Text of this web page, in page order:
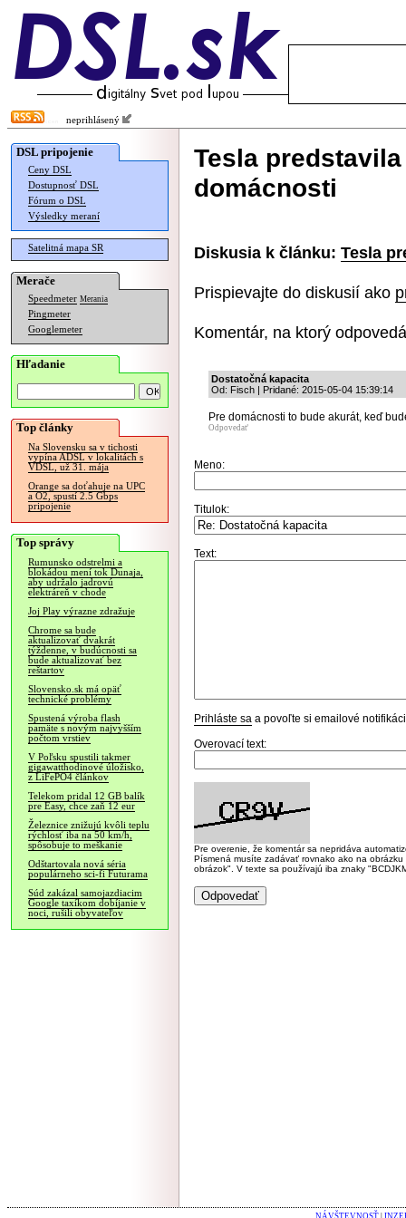
neprihlásený
DSL pripojenie
Ceny DSL
Dostupnosť DSL
Fórum o DSL
Výsledky meraní
Satelitná mapa SR
Merače
Speedmeter Merania
Pingmeter
Googlemeter
Hľadanie
Top články
Na Slovensku sa v tichosti
vypína ADSL v lokalitách s
VDSL, už 31. mája
Orange sa doťahuje na UPC
a O2, spustí 2.5 Gbps
pripojenie
Top správy
Rumunsko odstrelmi a
blokádou mení tok Dunaja,
aby udržalo jadrovú
elektráreň v chode
Joj Play výrazne zdražuje
Chrome sa bude
aktualizovať dvakrát
týždenne, v budúcnosti sa
bude aktualizovať bez
reštartov
Slovensko.sk má opäť
technické problémy
Spustená výroba flash
pamäte s novým najvyšším
počtom vrstiev
V Poľsku spustili takmer
gigawatthodinové úložisko,
z LiFePO4 článkov
Telekom pridal 12 GB balík
pre Easy, chce zaň 12 eur
Železnice znižujú kvôli teplu
rýchlosť iba na 50 km/h,
spôsobuje to meškanie
Odštartovala nová séria
populárneho sci-fi Futurama
Súd zakázal samojazdiacim
Google taxíkom dobíjanie v
noci, rušili obyvateľov
Tesla
domácnosti
Diskusia k článku: Tesla
Prispievajte do diskusií ako
Komentár, na ktorý
Dostatočná kapacita
Od: Fisch | Pridané: 2015-05-04 15:39:14
Pre domácnosti to bude akurát, keď
Odpovedať
Meno:
Titulok:
Text:
Prihláste sa a povoľte si emailové
Overovací text:
Pre overenie, že komentár sa nepridáva
Písmená musíte zadávať rovnako ako na
obrázok". V texte sa používajú iba znaky
NÁVŠTEVNOSŤ